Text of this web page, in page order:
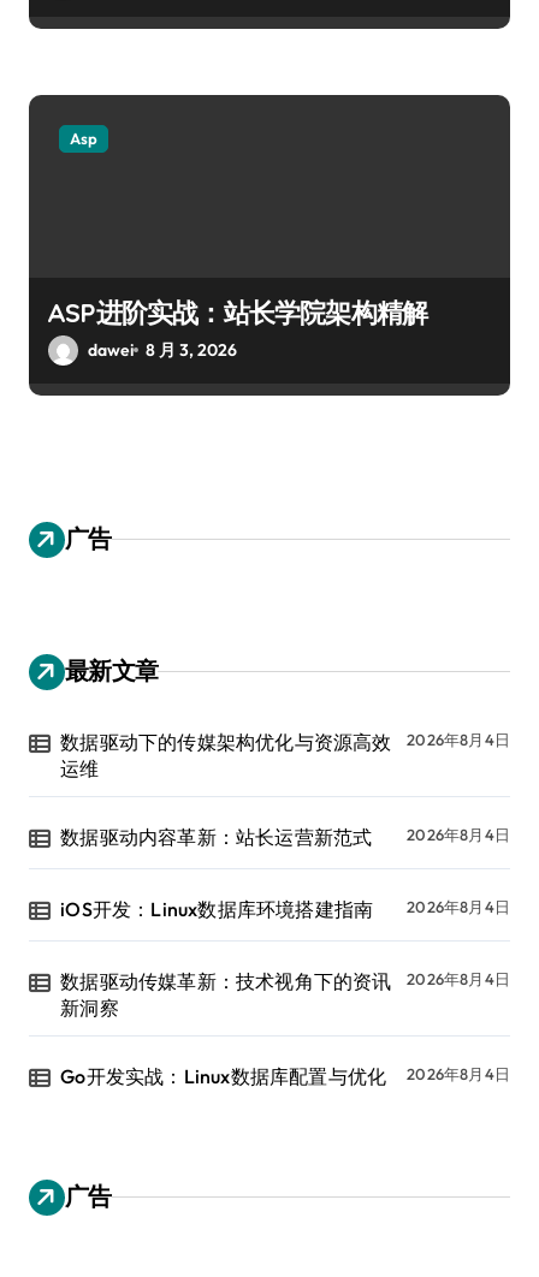
Asp
ASP进阶实战：站长学院架构精解
dawei 8 月 3, 2026
广告
最新文章
数据驱动下的传媒架构优化与资源高效
运维
2026年8月4日
数据驱动内容革新：站长运营新范式 2026年8月4日
iOS开发：Linux数据库环境搭建指南 2026年8月4日
数据驱动传媒革新：技术视角下的资讯
新洞察
2026年8月4日
Go开发实战：Linux数据库配置与优化 2026年8月4日
广告